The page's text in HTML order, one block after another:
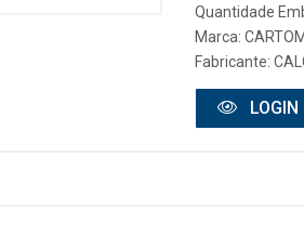
Quantidade
Marca: CARTOM
Fabricante:
LOGIN